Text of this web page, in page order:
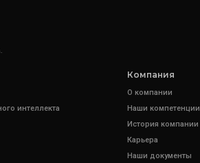
интеллекта
Компания
О компании
Наши компетенции
История компании
Карьера
Наши документы